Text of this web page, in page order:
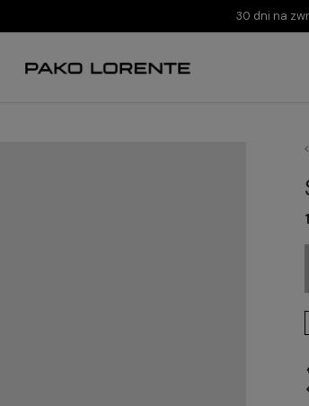
30 dni na